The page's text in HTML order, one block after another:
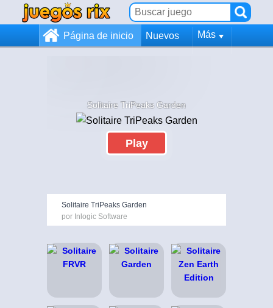
Página de inicio Nuevos Más
Solitaire TriPeaks Garden
Play
Solitaire TriPeaks Garden
por Inlogic Software